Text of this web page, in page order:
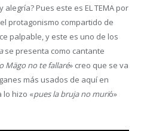
Pues este es EL TEMA por
protagonismo compartido de
palpable, y este es uno de los
se presenta como cantante
Mägo no te fallaré» creo que se va
más usados de aquí en
lo hizo «pues la bruja no murió»